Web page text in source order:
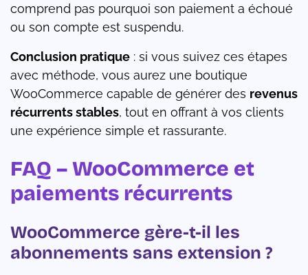
comprend pas pourquoi son paiement a échoué
ou son compte est suspendu.
Conclusion pratique : si vous suivez ces étapes
avec méthode, vous aurez une boutique
WooCommerce capable de générer des revenus
récurrents stables, tout en offrant à vos clients
une expérience simple et rassurante.
FAQ – WooCommerce et
paiements récurrents
WooCommerce gère-t-il les
abonnements sans extension ?